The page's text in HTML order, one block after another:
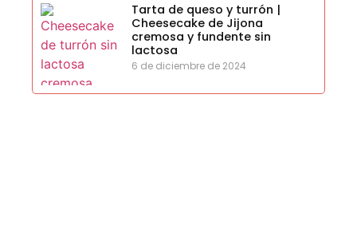
Tarta de queso y turrón |
Cheesecake de Jijona
cremosa y fundente sin
lactosa
6 de diciembre de 2024